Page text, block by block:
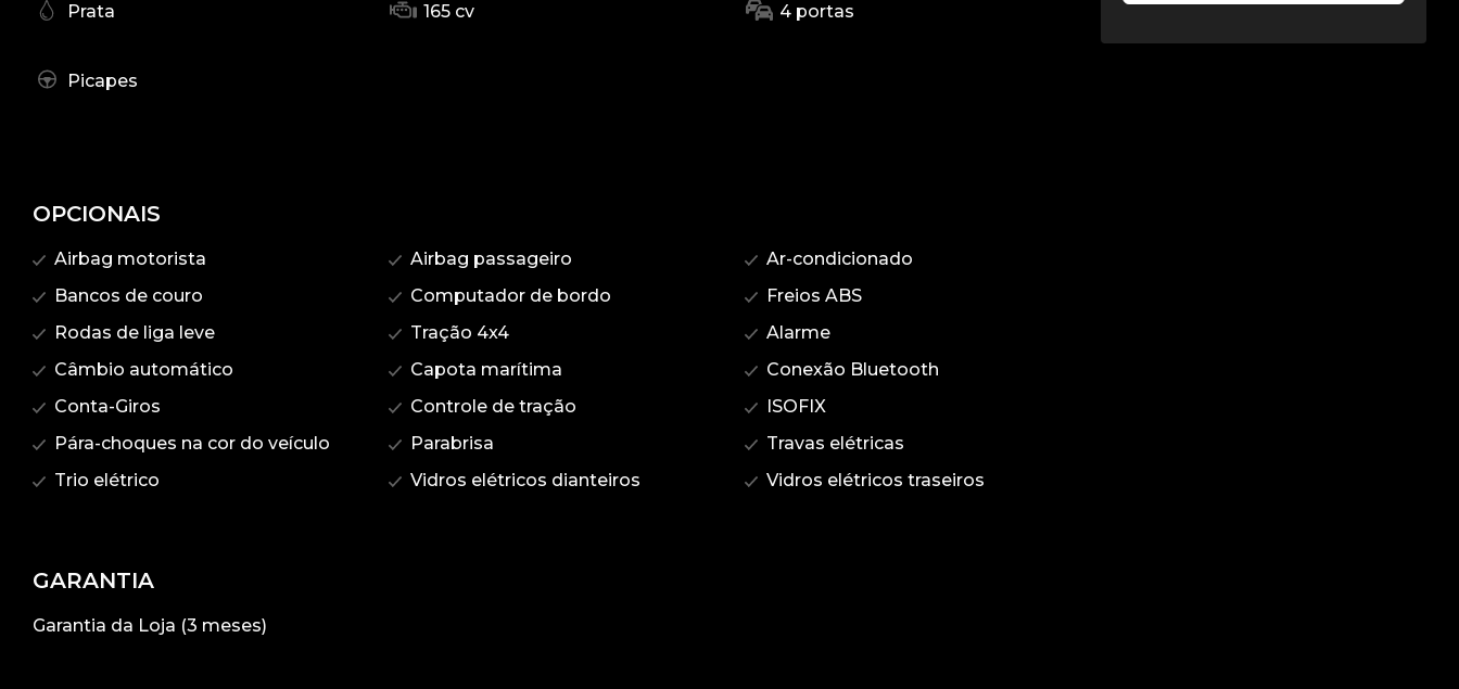
Prata 165 cv 4 portas
Picapes
OPCIONAIS
Airbag motorista Airbag passageiro
Ar-condicionado
Bancos de couro
Computador de bordo
Freios ABS
Rodas de liga leve
Tração 4x4
Alarme
Câmbio automático
Capota marítima
Conexão Bluetooth
Conta-Giros
Controle de tração
ISOFIX
Pára-choques na cor do veículo
Parabrisa
Travas elétricas
Trio elétrico
Vidros elétricos dianteiros Vidros elétricos traseiros
GARANTIA
Garantia da Loja (3 meses)